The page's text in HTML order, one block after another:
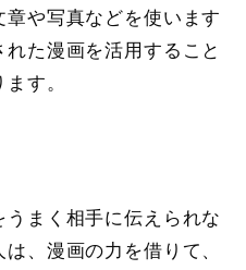
や写真などを使います
た漫画を活用すること
す。
うまく相手に伝えられな
、漫画の力を借りて、